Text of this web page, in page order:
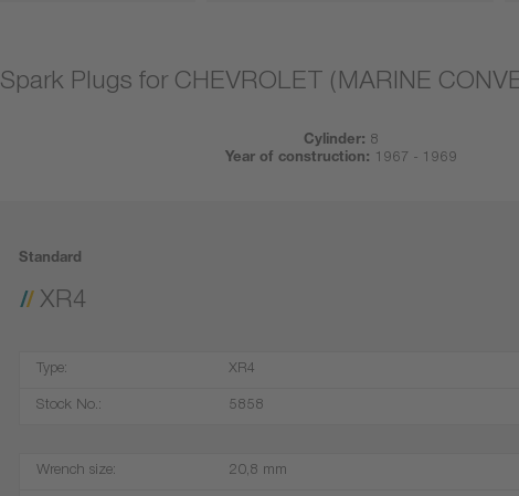
Spark Plugs for CHEVROLET (MARINE
Cylinder: 8
Year of construction: 1967 - 1969
Standard
XR4
Type: XR4
Stock No.: 5858
Wrench size: 20,8 mm